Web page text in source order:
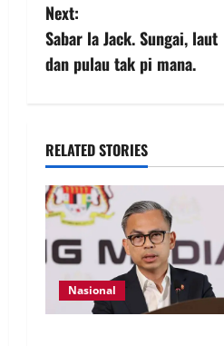
Next:
Sabar la Jack. Sungai, laut
dan pulau tak pi mana.
RELATED STORIES
Nasional